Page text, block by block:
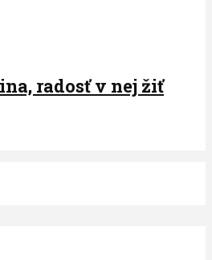
radosť v nej žiť